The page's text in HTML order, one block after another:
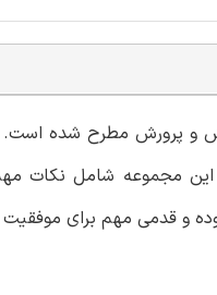
و پرورش مطرح شده است.
مجموعه شامل نکات
و قدمی مهم برای